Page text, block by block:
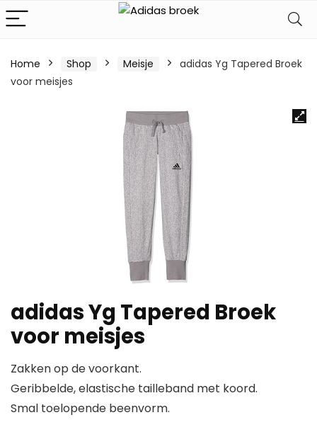
Home Shop Meisje
adidas Yg Tapered Broek
voor meisjes
adidas Yg Tapered Broek
voor meisjes
Zakken op de voorkant.
Geribbelde, elastische tailleband met koord.
Smal toelopende beenvorm.